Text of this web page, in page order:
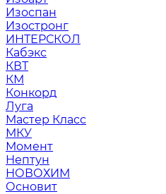
Изоспан
Изостронг
ИНТЕРСКОЛ
Кабэкс
КВТ
КМ
Конкорд
Луга
Мастер Класс
МКУ
Момент
Нептун
НОВОХИМ
Основит